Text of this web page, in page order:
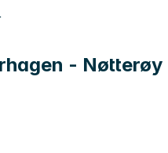
- Nøtterøy